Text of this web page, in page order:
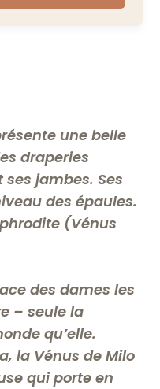
une belle
draperies
jambes. Ses
des épaules.
(Vénus
des dames les
– seule la
qu’elle.
la Vénus de Milo
qui porte en